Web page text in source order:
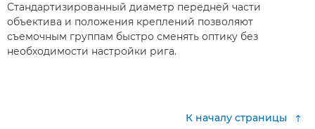
Стандартизированный диаметр передней части
объектива и положения креплений позволяют
съемочным группам быстро сменять оптику без
необходимости настройки рига.
К началу страницы